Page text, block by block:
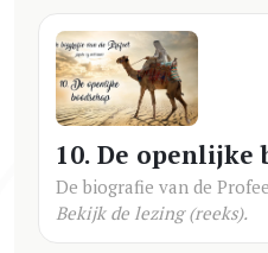
10. De openlijke
De biografie van de
Bekijk de lezing (reeks).